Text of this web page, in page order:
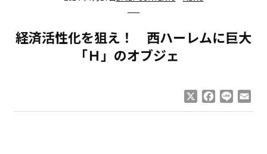
経済活性化を狙え！ 西ハーレムに巨大
「Ｈ」のオブジェ
Facebook
Line